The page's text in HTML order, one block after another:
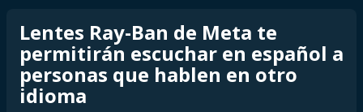
Lentes Ray-Ban de Meta te
permitirán escuchar en español a
personas que hablen en otro
idioma